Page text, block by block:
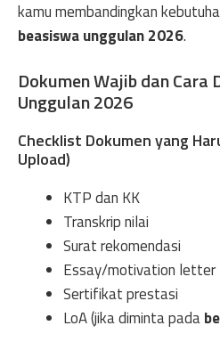
kamu membandingkan
beasiswa unggulan 2026.
Dokumen Wajib dan
Unggulan 2026
Checklist Dokumen yang
Upload)
KTP dan KK
Transkrip nilai
Surat rekomendasi
Essay/motivation letter
Sertifikat prestasi
LoA (jika diminta pada